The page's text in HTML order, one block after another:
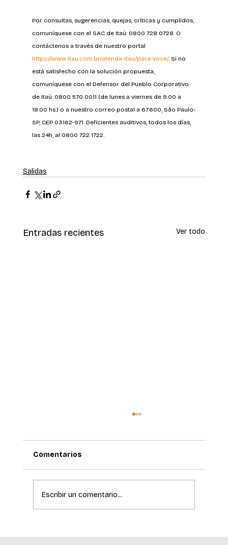
Por consultas, sugerencias, quejas, críticas y cumplidos,
comuníquese con el SAC de Itaú: 0800 728 0728. O
contáctenos a través de nuestro portal
https://www.itau.com.br/atenda-itau/para-voce/. Si no
está satisfecho con la solución propuesta,
comuníquese con el Defensor del Pueblo Corporativo
de Itaú: 0800 570 0011 (de lunes a viernes de 9.00 a
18.00 hs.) o a nuestro correo postal a 67.600, São Paulo-
SP, CEP 03162-971. Deficientes auditivos, todos los días,
las 24h, al 0800 722 1722.
Salidas
Entradas recientes Ver todo
Comentarios
Escribir un comentario...